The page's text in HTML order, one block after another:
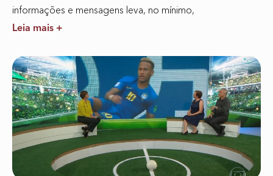
informações e mensagens leva, no mínimo,
Leia mais +